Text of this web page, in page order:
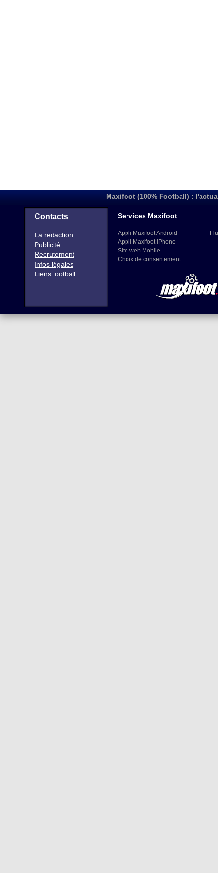
Maxifoot (100% Football) :
Contacts
La rédaction
Publicité
Recrutement
Infos légales
Liens football
Services Maxifoot
Appli Maxifoot Android
Appli Maxifoot iPhone
Site web Mobile
Choix de consentement